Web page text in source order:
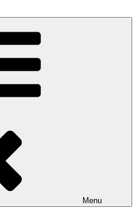
Menu